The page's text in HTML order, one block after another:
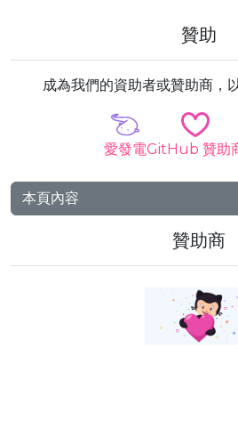
贊助
成為我們的資助者或贊助商，
愛發電GitHub 贊助
本頁內容
贊助商